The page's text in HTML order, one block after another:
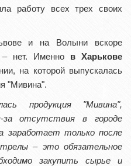
работу всех трех своих
и на Волыни вскоре
– нет. Именно в Харькове
на которой выпускалась
"Мивина".
продукция "Мивина",
за отсутствия в городе
заработает только после
– это обязательное
закупить сырье и